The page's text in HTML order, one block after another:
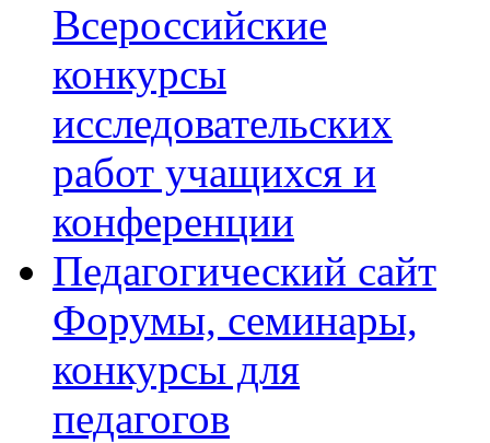
Всероссийские
конкурсы
исследовательских
работ учащихся и
конференции
Педагогический сайт
Форумы, семинары,
конкурсы для
педагогов